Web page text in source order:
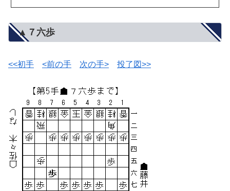
▲７六歩
<<初手 <前の手 次の手> 投了図>>